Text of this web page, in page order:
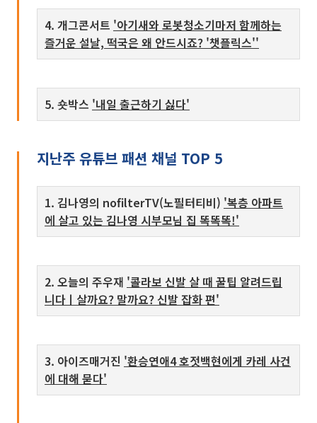
4. 개그콘서트 '아기새와 로봇청소기마저 함께하는
즐거운 설날, 떡국은 왜 안드시죠? '챗플릭스''
5. 숏박스 '내일 출근하기 싫다'
지난주 유튜브 패션 채널 TOP 5
1. 김나영의 nofilterTV(노필터티비) '복층 아파트
에 살고 있는 김나영 시부모님 집 똑똑똑!'
2. 오늘의 주우재 '콜라보 신발 살 때 꿀팁 알려드립
니다ㅣ살까요? 말까요? 신발 잡화 편'
3. 아이즈매거진 '환승연애4 호젓백현에게 카레 사건
에 대해 묻다'